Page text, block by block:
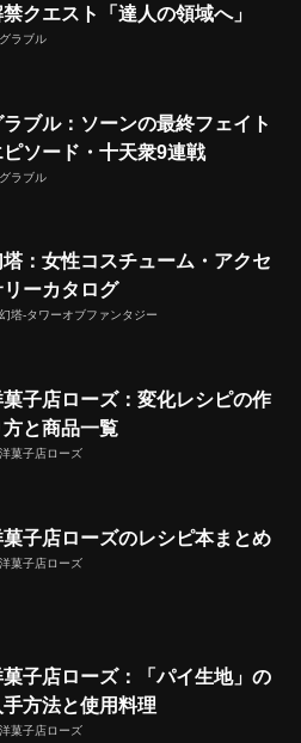
クエスト「達人の領域へ」
グラブル
ラブル：ソーンの最終フェイト
ピソード・十天衆9連戦
グラブル
：女性コスチューム・アクセ
ーカタログ
幻塔-タワーオブファンタジー
子店ローズ：変化レシピの作
方と商品一覧
洋菓子店ローズ
子店ローズのレシピ本まとめ
洋菓子店ローズ
子店ローズ：「パイ生地」の
手方法と使用料理
洋菓子店ローズ